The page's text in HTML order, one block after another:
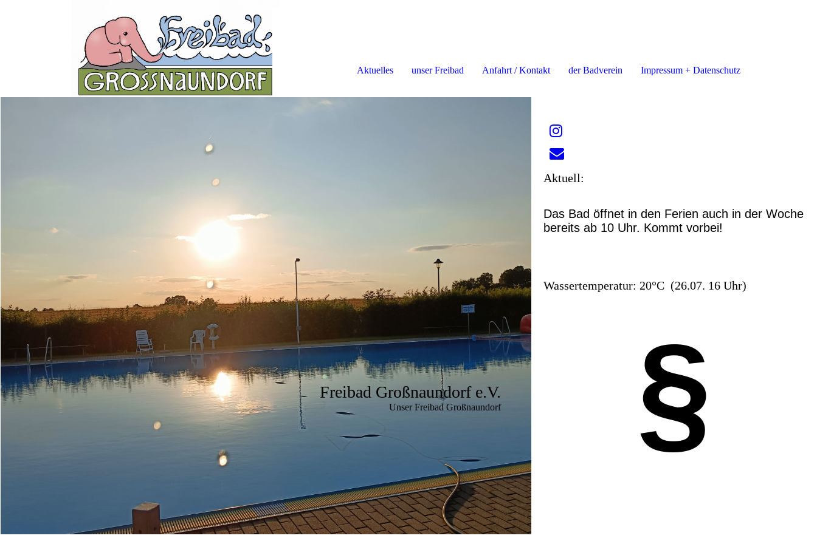
Aktuelles unser Freibad Anfahrt / Kontakt der Badverein Impressum + Datenschutz
Freibad Großnaundorf e.V.
Unser Freibad Großnaundorf
Aktuell:
Das Bad öffnet in den Ferien auch in der Woche
bereits ab 10 Uhr. Kommt vorbei!
Wassertemperatur: 20°C (26.07. 16 Uhr)
§